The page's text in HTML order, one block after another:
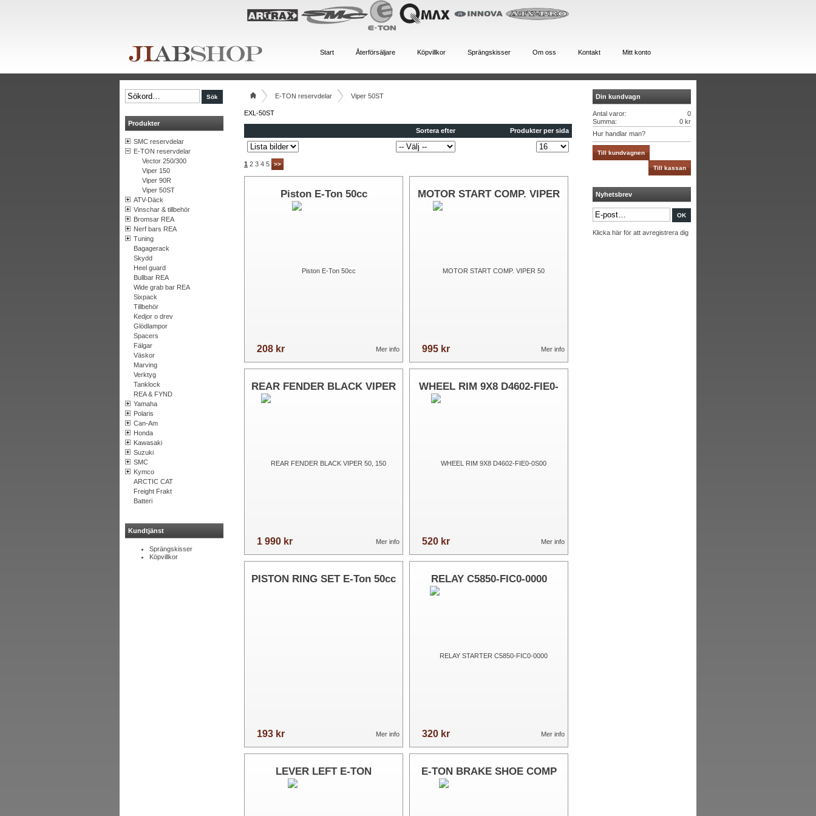
Start Återförsäljare Köpvillkor Sprängskisser Om oss Kontakt Mitt konto
Produkter
SMC reservdelar
E-TON reservdelar
Vector 250/300
Viper 150
Viper 90R
Viper 50ST
ATV-Däck
Vinschar & tillbehör
Bromsar REA
Nerf bars REA
Tuning
Bagagerack
Skydd
Heel guard
Bullbar REA
Wide grab bar REA
Sixpack
Tillbehör
Kedjor o drev
Glödlampor
Spacers
Fälgar
Väskor
Marving
Verktyg
Tanklock
REA & FYND
Yamaha
Polaris
Can-Am
Honda
Kawasaki
Suzuki
SMC
Kymco
ARCTIC CAT
Freight Frakt
Batteri
Kundtjänst
Sprängskisser
Köpvillkor
Din kundvagn
Antal varor:
0
Summa:
0 kr
Hur handlar man?
Till kundvagnen
Till kassan
Nyhetsbrev
Klicka här för att avregistrera dig
E-TON reservdelar Viper 50ST
EXL-50ST
Sortera efter Produkter per sida
1 2 3 4 5 >>
Piston E-Ton 50cc
208 kr Mer info
MOTOR START COMP. VIPER
995 kr Mer info
REAR FENDER BLACK VIPER
1 990 kr Mer info
WHEEL RIM 9X8 D4602-FIE0-
520 kr Mer info
PISTON RING SET E-Ton 50cc
193 kr Mer info
RELAY C5850-FIC0-0000
320 kr Mer info
LEVER LEFT E-TON
E-TON BRAKE SHOE COMP